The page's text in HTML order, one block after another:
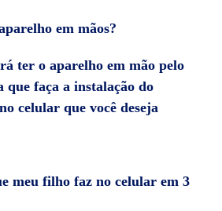
em mãos?
ter o aparelho em mão pelo
que faça a instalação do
celular que você deseja
meu filho faz no celular em 3